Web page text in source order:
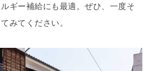
ギー補給にも最適。ぜひ、一度そ
みてください。